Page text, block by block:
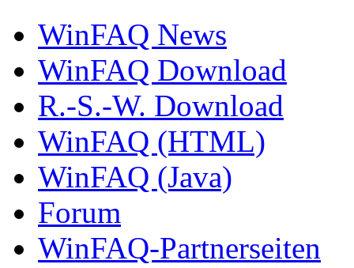
WinFAQ News
WinFAQ Download
R.-S.-W. Download
WinFAQ (HTML)
WinFAQ (Java)
Forum
WinFAQ-Partnerseiten